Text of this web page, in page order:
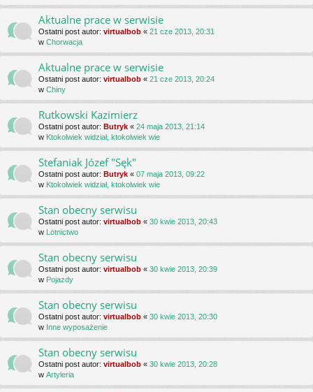
Aktualne prace w serwisie
Ostatni post autor: virtualbob « 21 cze 2013, 20:31
w Chorwacja
Aktualne prace w serwisie
Ostatni post autor: virtualbob « 21 cze 2013, 20:24
w Chiny
Rutkowski Kazimierz
Ostatni post autor: Butryk « 24 maja 2013, 21:14
w Ktokolwiek widział, ktokolwiek wie
Stefaniak Józef "Sęk"
Ostatni post autor: Butryk « 07 maja 2013, 09:22
w Ktokolwiek widział, ktokolwiek wie
Stan obecny serwisu
Ostatni post autor: virtualbob « 30 kwie 2013, 20:43
w
Lotnictwo
Stan obecny serwisu
Ostatni post autor: virtualbob « 30 kwie 2013, 20:39
w Pojazdy
Stan obecny serwisu
Ostatni post autor: virtualbob « 30 kwie 2013, 20:30
w Inne wyposażenie
Stan obecny serwisu
Ostatni post autor: virtualbob « 30 kwie 2013, 20:28
w Artyleria